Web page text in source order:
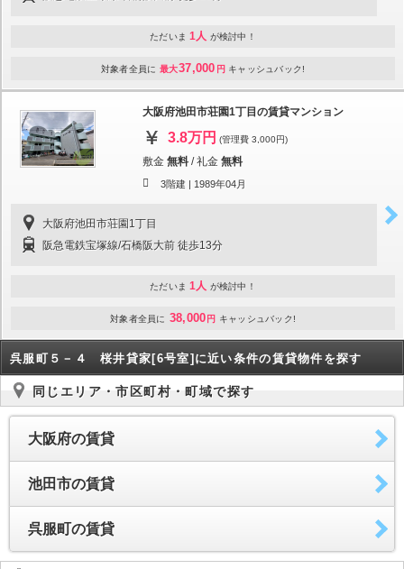
ただいま 1人 が検討中！
対象者全員に 最大37,000 円 キャッシュバック!
大阪府池田市荘園1丁目の賃貸マンション
3.8万円 (管理費 3,000円)
敷金 無料 /礼金 無料
3階建 | 1989年04月
大阪府池田市荘園1丁目
阪急電鉄宝塚線/石橋阪大前 徒歩13分
ただいま 1人 が検討中！
対象者全員に 38,000 円 キャッシュバック!
呉服町５－４ 桜井貸家[6号室]に近い条件の賃貸物件を探す
同じエリア・市区町村・町域で探す
大阪府の賃貸
池田市の賃貸
呉服町の賃貸